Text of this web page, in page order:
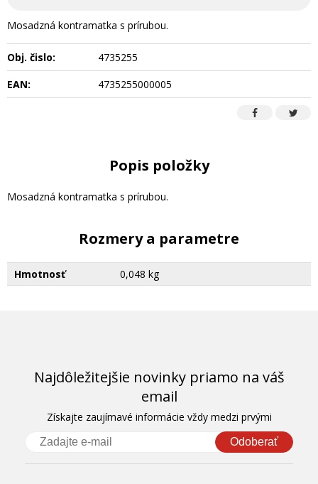
Mosadzná kontramatka s prírubou.
Obj. čislo:
4735255
EAN:
4735255000005
Popis položky
Mosadzná kontramatka s prírubou.
Rozmery a parametre
Hmotnosť 0,048 kg
Najdôležitejšie novinky priamo na váš
email
Získajte zaujímavé informácie vždy medzi prvými
Odoberať